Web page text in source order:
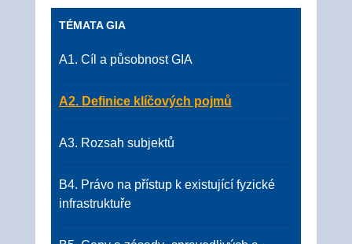
TÉMATA GIA
A1. Cíl a působnost GIA
A2. Definice klíčových pojmů
A3. Rozsah subjektů
B4. Právo na přístup k existující fyzické
infrastruktuře